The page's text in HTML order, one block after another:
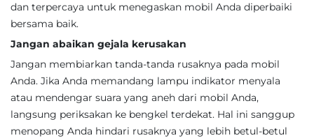
dan terpercaya untuk menegaskan mobil Anda diperbaiki
bersama baik.
Jangan abaikan gejala kerusakan
Jangan membiarkan tanda-tanda rusaknya pada mobil
Anda. Jika Anda memandang lampu indikator menyala
atau mendengar suara yang aneh dari mobil Anda,
langsung periksakan ke bengkel terdekat. Hal ini sanggup
menopang Anda hindari rusaknya yang lebih betul-betul